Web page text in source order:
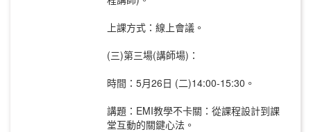
上課方式：線上會議。
(三)第三場(講師場)：
時間：5月26日 (二)14:00-15:30。
講題：EMI教學不卡關：從課程設計到課
堂互動的關鍵心法。